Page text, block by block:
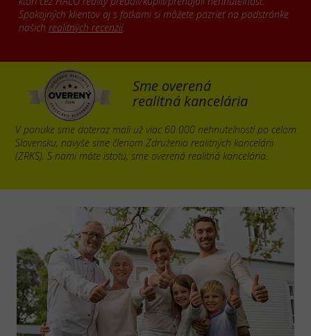
Spokojných klientov aj s fotkami si môžete pozrieť na podstránke
našich realitných recenzií.
Sme overená
realitná kancelária
V ponuke sme doteraz mali už viac 60 000 nehnuteľností po celom
Slovensku, navyše sme členom Združenia realitných kancelárii
(ZRKS). S nami máte istotu, sme overená realitná kancelária.